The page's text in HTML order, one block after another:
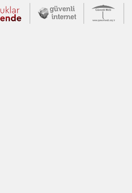
İletişim Merkezi
Çocuklar Güvende (yeni
Güvenli